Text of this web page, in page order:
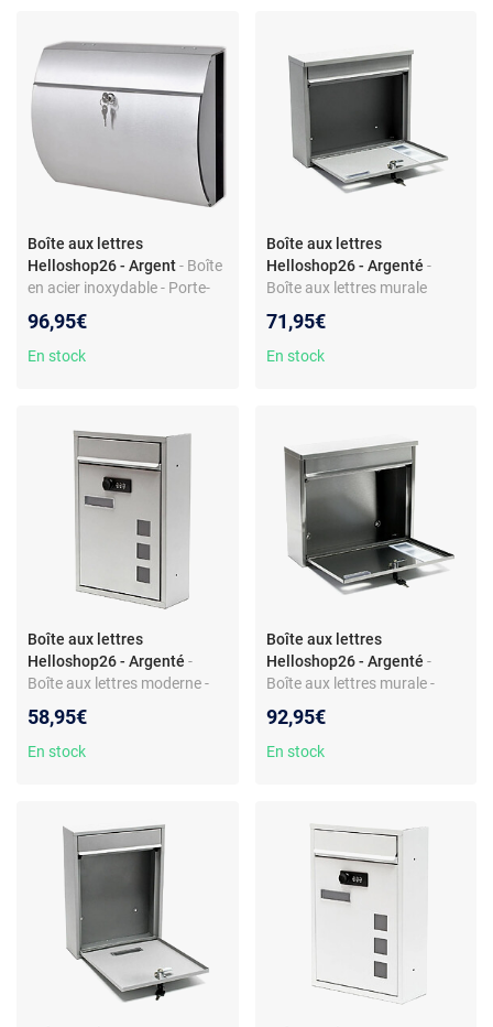
Boîte aux lettres
Helloshop26 - Argent- Boîte
en acier inoxydable - Porte-
37,5 x 13 x 31 cm - Inclus 2
clés et accessoires montage
96,95€
En stock
Boîte aux lettres
Helloshop26 - Argenté -
Boîte aux lettres murale
Fente 330 x 30 mm -
Revêtement poudré - 2 clés
71,95€
En stock
Boîte aux lettres
Helloshop26 - Argenté -
Boîte aux lettres moderne -
Acier galvanisé - Dimensions
21,5 x 9 x 32 cm
58,95€
En stock
Boîte aux lettres
Helloshop26 - Argenté -
Boîte aux lettres murale -
x 30 mm - Large fente - Inclus
2 clés
92,95€
En stock